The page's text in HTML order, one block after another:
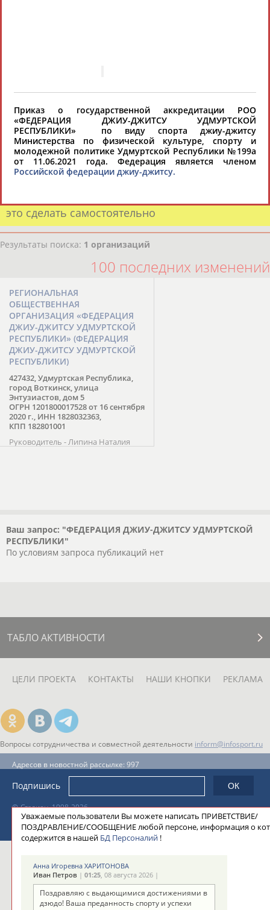
Если вы решили разместить информацию о
хорошо известной вам спортивной
организации или обнаружили какую-либо
это сделать самостоятельно
Результаты поиска: 1 организаций
100 последних изменений
РЕГИОНАЛЬНАЯ
ОБЩЕСТВЕННАЯ
ОРГАНИЗАЦИЯ «ФЕДЕРАЦИЯ
ДЖИУ-ДЖИТСУ УДМУРТСКОЙ
РЕСПУБЛИКИ» (ФЕДЕРАЦИЯ
ДЖИУ-ДЖИТСУ УДМУРТСКОЙ
РЕСПУБЛИКИ)
427432, Удмуртская Республика,
город Воткинск, улица
Энтузиастов, дом 5
ОГРН 1201800017528 от 16 сентября
2020 г., ИНН 1828032363,
КПП 182801001
Руководитель - Липина Наталия
молодежной политике Удмуртской
Республики №199а от 11.06.2021
года. Федерация является членом
Российской федерации джиу-
Ваш запрос: "ФЕДЕРАЦИЯ ДЖИУ-ДЖИТСУ УДМУРТСКОЙ
РЕСПУБЛИКИ"
По условиям запроса публикаций нет
Приказ о государственной аккредитации РОО
«ФЕДЕРАЦИЯ ДЖИУ-ДЖИТСУ УДМУРТСКОЙ
РЕСПУБЛИКИ» по виду спорта джиу-джитсу
Министерства по физической культуре, спорту и
молодежной политике Удмуртской Республики №199а
от 11.06.2021 года. Федерация является членом
Российской федерации джиу-джитсу.
ТАБЛО АКТИВНОСТИ
ЦЕЛИ ПРОЕКТА КОНТАКТЫ НАШИ КНОПКИ РЕКЛАМА
Вопросы сотрудничества и совместной деятельности inform@infosport.ru
© Стадион, 1998-2026
Разработка и поддержка ООО НАИТ «Стадион»
Адресов в новостной рассылке: 997
Подпишись
Уважаемые пользователи Вы можете написать ПРИВЕТСТВИЕ/
ПОЗДРАВЛЕНИЕ/СООБЩЕНИЕ любой персоне, информация о
содержится в нашей БД Персоналий!
Анна Игоревна ХАРИТОНОВА
Иван Петров| 01:25, 08 августа 2026 |
Поздравляю с выдающимися достижениями в
дзюдо! Ваша преданность спорту и успехи